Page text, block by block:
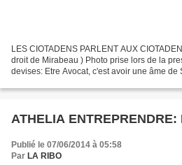
LES CIOTADENS PARLENT AUX
droit de Mirabeau ) Photo prise lors de la
devises: Etre Avocat, c'est avoir une âme de
ATHELIA ENTREPRENDRE:
Publié le 07/06/2014 à 05:58
Par LA RIBO